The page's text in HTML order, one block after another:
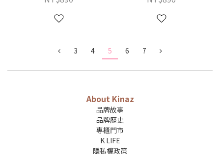
3 4 5 6 7
About Kinaz
品牌故事
品牌歷史
專櫃門市
K LIFE
隱私權政策